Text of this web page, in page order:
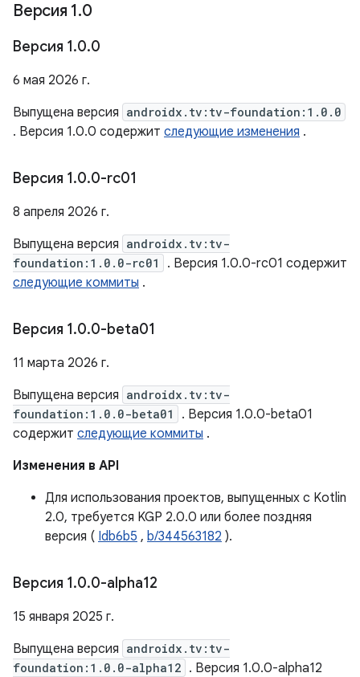
Версия 1.0
Версия 1.0.0
6 мая 2026 г.
Выпущена версия androidx.tv:tv-foundation:1.0.0
. Версия 1.0.0 содержит следующие изменения .
Версия 1.0.0-rc01
8 апреля 2026 г.
Выпущена версия androidx.tv:tv-
foundation:1.0.0-rc01
. Версия 1.0.0-rc01 содержит
следующие коммиты .
Версия 1.0.0-beta01
11 марта 2026 г.
Выпущена версия androidx.tv:tv-
foundation:1.0.0-beta01
. Версия 1.0.0-beta01
содержит следующие коммиты .
Изменения в API
Для использования проектов, выпущенных с Kotlin
2.0, требуется KGP 2.0.0 или более поздняя
версия ( Idb6b5 , b/344563182 ).
Версия 1.0.0-alpha12
15 января 2025 г.
Выпущена версия androidx.tv:tv-
foundation:1.0.0-alpha12 . Версия 1.0.0-alpha12